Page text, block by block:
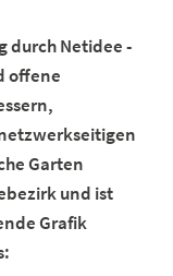
durch Netidee -
offene
Garten
und ist
Grafik